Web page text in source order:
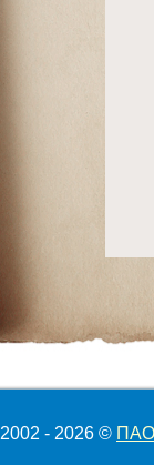
2002 - 2026 © ПАО